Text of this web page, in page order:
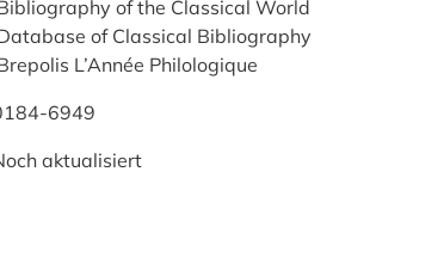
of the Classical World
of Classical Bibliography
L’Année Philologique
6949
aktualisiert